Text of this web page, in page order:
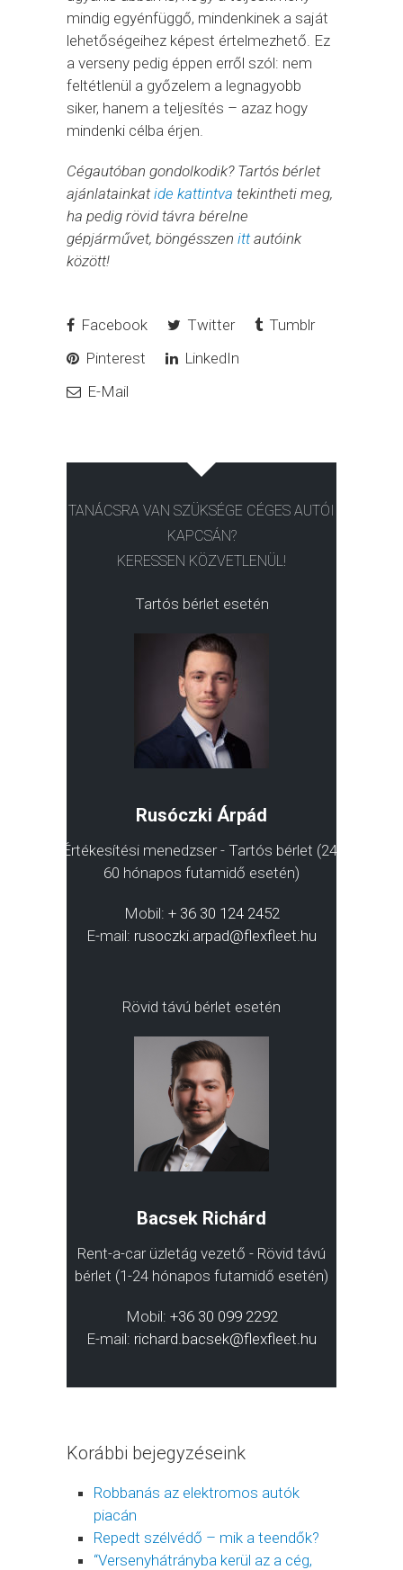
mindig egyénfüggő, mindenkinek a saját
lehetőségeihez képest értelmezhető. Ez
a verseny pedig éppen erről szól: nem
feltétlenül a győzelem a legnagyobb
siker, hanem a teljesítés – azaz hogy
mindenki célba érjen.
Cégautóban gondolkodik? Tartós bérlet
ajánlatainkatide kattintva tekintheti meg,
ha pedig rövid távra bérelne
gépjárművet, böngésszen ittautóink
között!
Facebook Twitter
Tumblr
Pinterest
LinkedIn
E-Mail
TANÁCSRA VAN SZÜKSÉGE CÉGES AUTÓI
KAPCSÁN?
KERESSEN KÖZVETLENÜL!
Tartós bérlet esetén
Rusóczki Árpád
Értékesítési menedzser - Tartós bérlet (24-
60 hónapos futamidő esetén)
Mobil: + 36 30 124 2452
E-mail: rusoczki.arpad@flexfleet.hu
Rövid távú bérlet esetén
Bacsek Richárd
Rent-a-car üzletág vezető - Rövid távú
bérlet (1-24 hónapos futamidő esetén)
Mobil: +36 30 099 2292
E-mail: richard.bacsek@flexfleet.hu
Korábbi bejegyzéseink
Robbanás az elektromos autók
piacán
Repedt szélvédő – mik a teendők?
“Versenyhátrányba kerül az a cég,